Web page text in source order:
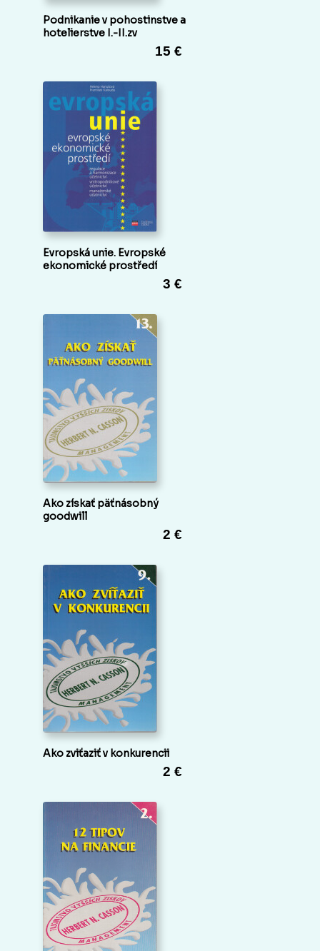
Podnikanie v pohostinstve a
hotelierstve I.-II.zv
15 €
Evropská unie. Evropské
ekonomické prostředí
3 €
Ako získať päťnásobný
goodwill
2 €
Ako zviťaziť v konkurencii
2 €